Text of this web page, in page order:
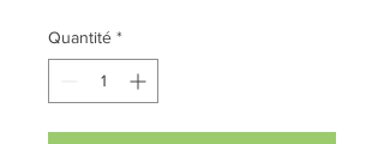
Quantité *